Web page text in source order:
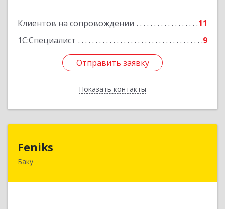
Клиентов на сопровождении
11
1С:Специалист
9
Отправить заявку
Показать контакты
Отправить заявку
Назад
Feniks
Баку
AZ1029, Азербайджан, г.Баку, пр. Г. Алиева 187Б,